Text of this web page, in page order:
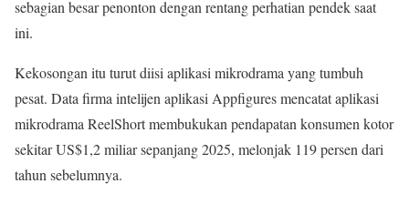
sebagian besar penonton dengan rentang perhatian pendek saat
ini.
Kekosongan itu turut diisi aplikasi mikrodrama yang tumbuh
pesat. Data firma intelijen aplikasi Appfigures mencatat aplikasi
mikrodrama ReelShort membukukan pendapatan konsumen kotor
sekitar US$1,2 miliar sepanjang 2025, melonjak 119 persen dari
tahun sebelumnya.